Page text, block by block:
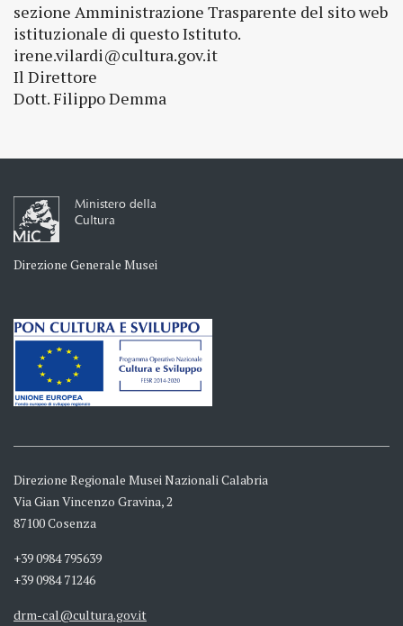
sezione Amministrazione Trasparente del sito web
istituzionale di questo Istituto.
irene.vilardi@cultura.gov.it
Il Direttore
Dott. Filippo Demma
Ministero della
Cultura
Direzione Generale Musei
Direzione Regionale Musei Nazionali Calabria
Via Gian Vincenzo Gravina, 2
87100 Cosenza
+39 0984 795639
+39 0984 71246
drm-cal@cultura.gov.it